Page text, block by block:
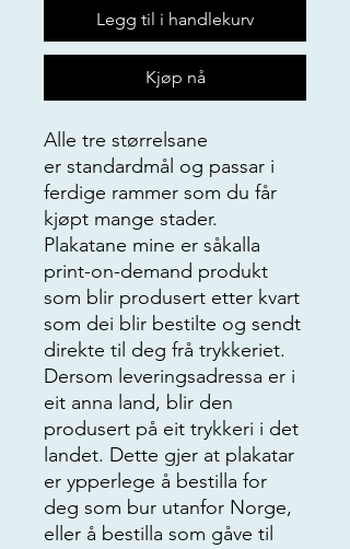
Legg til i handlekurv
Kjøp nå
Alle tre størrelsane
er standardmål og passar i
ferdige rammer som du får
kjøpt mange stader.
Plakatane mine er såkalla
print-on-demand produkt
som blir produsert etter kvart
som dei blir bestilte og sendt
direkte til deg frå trykkeriet.
Dersom leveringsadressa er i
eit anna land, blir den
produsert på eit trykkeri i det
landet. Dette gjer at plakatar
er ypperlege å bestilla for
deg som bur utanfor Norge,
eller å bestilla som gåve til